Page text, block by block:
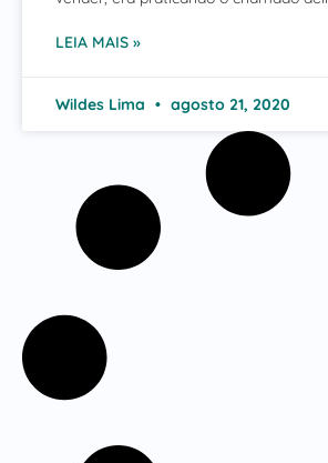
LEIA MAIS »
Wildes Lima agosto 21, 2020